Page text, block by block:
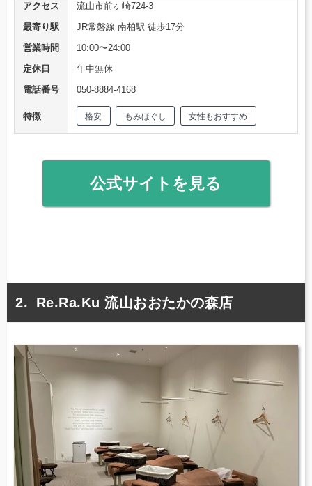
アクセス
流山市前ヶ崎724-3
最寄り駅
JR常磐線 南柏駅 徒歩17分
営業時間
10:00〜24:00
定休日
年中無休
電話番号
050-8884-4168
特徴 格安 もみほぐし 女性もおすすめ
公式サイトを見る
Re.Ra.Ku 流山おおたかの森店